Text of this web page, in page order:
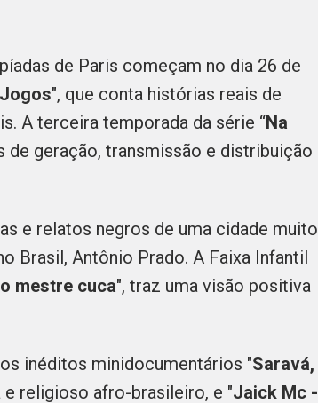
de Paris começam no dia 26 de
", que conta histórias reais de
A terceira temporada da série “Na
de geração, transmissão e distribuição
e relatos negros de uma cidade muito
Brasil, Antônio Prado. A Faixa Infantil
mestre cuca", traz uma visão positiva
inéditos minidocumentários "Saravá,
e religioso afro-brasileiro, e "Jaick Mc -